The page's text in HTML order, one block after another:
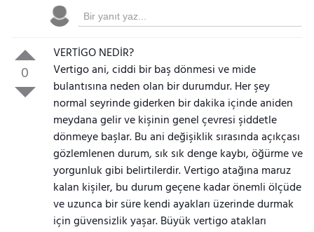
0
VERTİGO NEDİR?
Vertigo ani, ciddi bir baş dönmesi ve mide
bulantısına neden olan bir durumdur. Her şey
normal seyrinde giderken bir dakika içinde aniden
meydana gelir ve kişinin genel çevresi şiddetle
dönmeye başlar. Bu ani değişiklik sırasında açıkçası
gözlemlenen durum, sık sık denge kaybı, öğürme ve
yorgunluk gibi belirtilerdir. Vertigo atağına maruz
kalan kişiler, bu durum geçene kadar önemli ölçüde
ve uzunca bir süre kendi ayakları üzerinde durmak
için güvensizlik yaşar. Büyük vertigo atakları